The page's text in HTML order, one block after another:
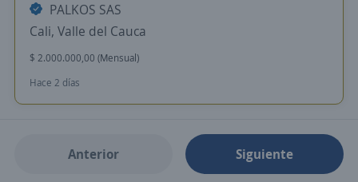
PALKOS SAS
Cali, Valle del Cauca
$ 2.000.000,00 (Mensual)
Hace 2 días
Anterior Siguiente